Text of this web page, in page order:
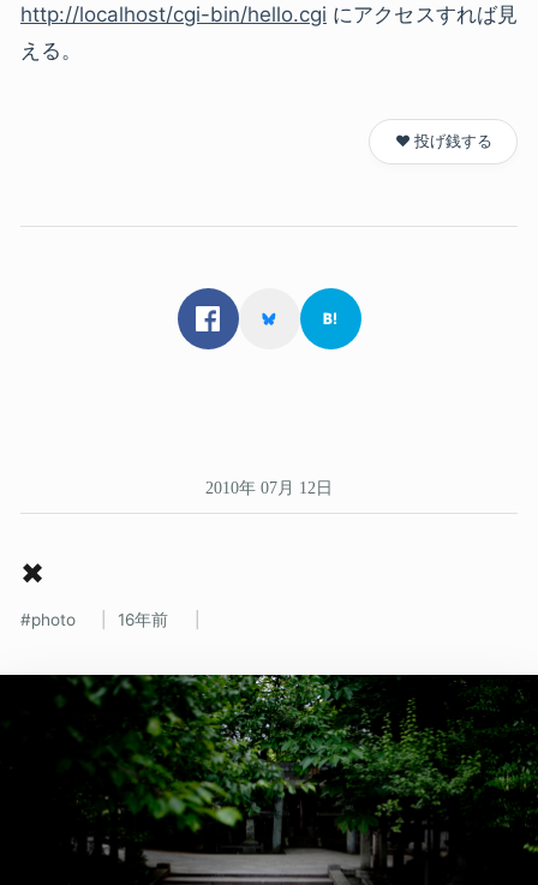
http://localhost/cgi-bin/hello.cgi にアクセスすれば見
える。
❤️ 投げ銭する
2010年 07月 12日
✖
photo 16年前